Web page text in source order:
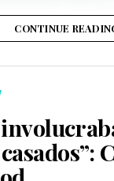
aprobadas
ordinario con 33
Con estos
CONTINUE